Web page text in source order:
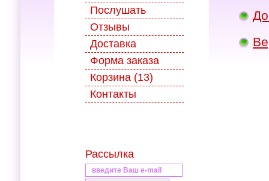
Послушать
Отзывы
Доставка
Форма заказа
Корзина (13)
Контакты
Рассылка